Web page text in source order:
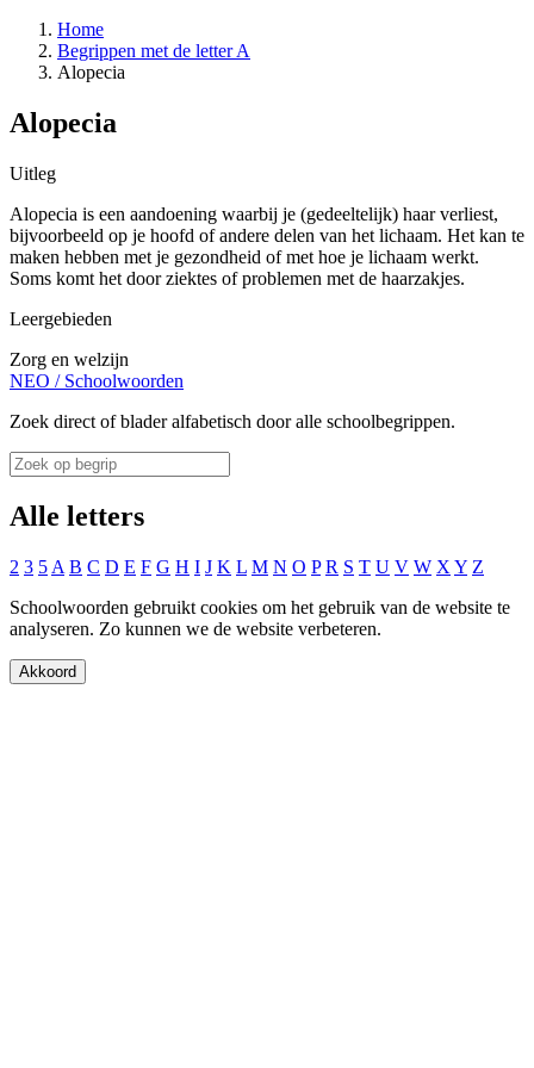
Home
Begrippen met de letter A
Alopecia
Alopecia
Uitleg
Alopecia is een aandoening waarbij je (gedeeltelijk) haar verliest,
bijvoorbeeld op je hoofd of andere delen van het lichaam. Het kan te
maken hebben met je gezondheid of met hoe je lichaam werkt.
Soms komt het door ziektes of problemen met de haarzakjes.
Leergebieden
Zorg en welzijn
NEO / Schoolwoorden
Zoek direct of blader alfabetisch door alle schoolbegrippen.
Alle letters
2 3 5 A B C D E F G H I J K L M N O P R S T U V W X Y Z
Schoolwoorden gebruikt cookies om het gebruik van de website te
analyseren. Zo kunnen we de website verbeteren.
Akkoord